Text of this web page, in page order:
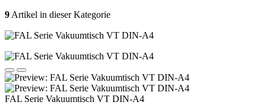
9 Artikel in dieser Kategorie
FAL Serie Vakuumtisch VT DIN-A4